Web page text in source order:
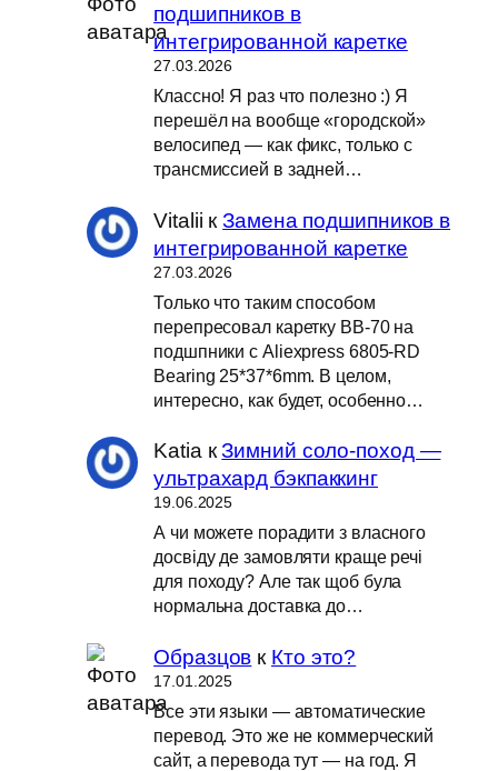
подшипников в
интегрированной каретке
27.03.2026
Классно! Я раз что полезно :) Я
перешёл на вообще «городской»
велосипед — как фикс, только с
трансмиссией в задней…
Vitalii кЗамена подшипников в
интегрированной каретке
27.03.2026
Только что таким способом
перепресовал каретку BB-70 на
подшпники с Aliexpress 6805-RD
Bearing 25*37*6mm. В целом,
интересно, как будет, особенно…
KatiaкЗимний соло-поход —
ультрахард бэкпаккинг
19.06.2025
А чи можете порадити з власного
досвіду де замовляти краще речі
для походу? Але так щоб була
нормальна доставка до…
Образцов к Кто это?
17.01.2025
Все эти языки — автоматические
перевод. Это же не коммерческий
сайт, а перевода тут — на год. Я